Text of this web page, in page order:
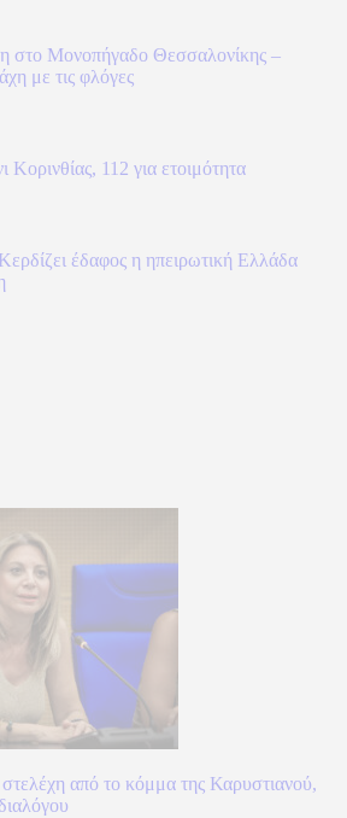
στο Μονοπήγαδο Θεσσαλονίκης –
με τις φλόγες
112 για ετοιμότητα
έδαφος η ηπειρωτική Ελλάδα
από το κόμμα της Καρυστιανού,